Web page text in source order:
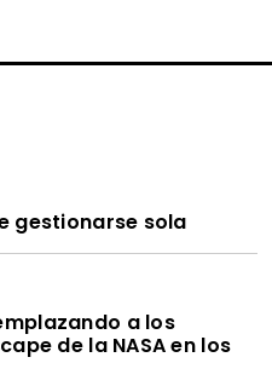
gestionarse sola
a los
de la NASA en los